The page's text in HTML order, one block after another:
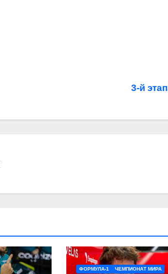
3-й этап
ФОРМУЛА-1 ЧЕМПИОНАТ МИРА